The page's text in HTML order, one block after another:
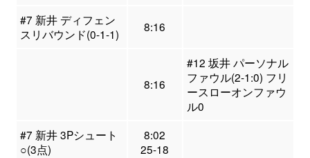
#7 新井 ディフェン
スリバウンド(0-1-1)
8:16
8:16
#12 坂井 パーソナル
ファウル(2-1:0) フリ
ースローオンファウ
ル0
#7 新井 3Pシュート
○(3点)
8:02
25-18